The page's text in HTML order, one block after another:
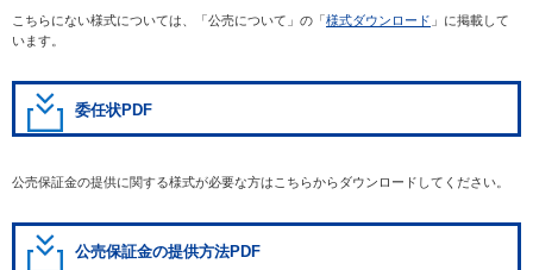
こちらにない様式については、「公売について」の「様式ダウンロード 」に掲載して
います。
委任状PDF
公売保証金の提供に関する様式が必要な方はこちらからダウンロードしてください。
公売保証金の提供方法PDF